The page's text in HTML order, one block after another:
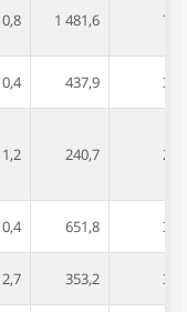
0,8 1 481,6 7,1
0,4 437,9 3,3
1,2 240,7 2,9
0,4 651,8 3,4
2,7 353,2 3,4